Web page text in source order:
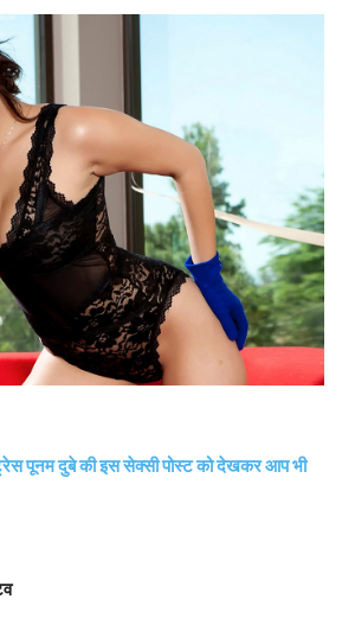
पूनम दुबे की इस सेक्सी पोस्ट को देखकर आप भी